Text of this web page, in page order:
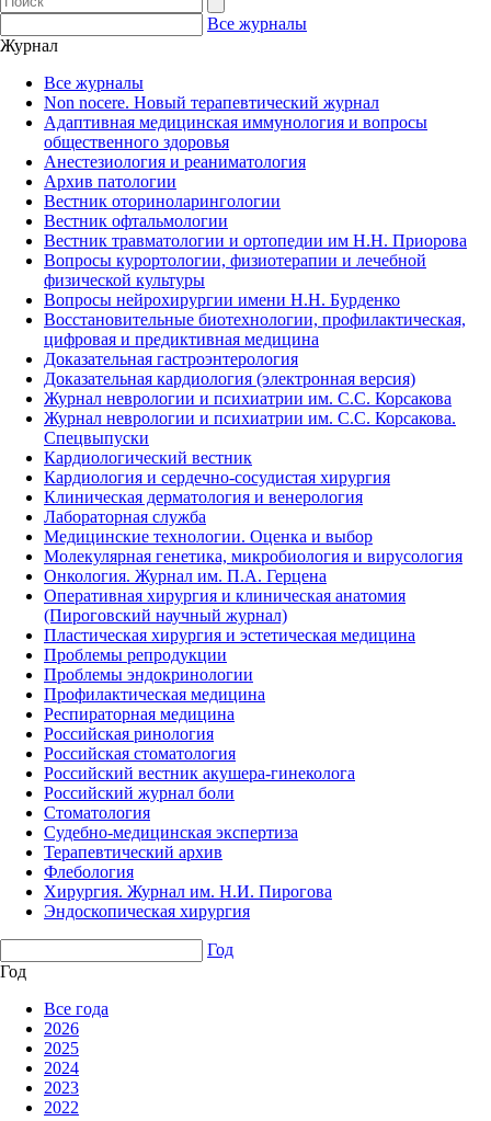
Все журналы
Журнал
Все журналы
Non nocere. Новый терапевтический журнал
Адаптивная медицинская иммунология и вопросы
общественного здоровья
Анестезиология и реаниматология
Архив патологии
Вестник оториноларингологии
Вестник офтальмологии
Вестник травматологии и ортопедии им Н.Н. Приорова
Вопросы курортологии, физиотерапии и лечебной
физической культуры
Вопросы нейрохирургии имени Н.Н. Бурденко
Восстановительные биотехнологии, профилактическая,
цифровая и предиктивная медицина
Доказательная гастроэнтерология
Доказательная кардиология (электронная версия)
Журнал неврологии и психиатрии им. С.С. Корсакова
Журнал неврологии и психиатрии им. С.С. Корсакова.
Спецвыпуски
Кардиологический вестник
Кардиология и сердечно-сосудистая хирургия
Клиническая дерматология и венерология
Лабораторная служба
Медицинские технологии. Оценка и выбор
Молекулярная генетика, микробиология и вирусология
Онкология. Журнал им. П.А. Герцена
Оперативная хирургия и клиническая анатомия
(Пироговский научный журнал)
Пластическая хирургия и эстетическая медицина
Проблемы репродукции
Проблемы эндокринологии
Профилактическая медицина
Респираторная медицина
Российская ринология
Российская стоматология
Российский вестник акушера-гинеколога
Российский журнал боли
Стоматология
Судебно-медицинская экспертиза
Терапевтический архив
Флебология
Хирургия. Журнал им. Н.И. Пирогова
Эндоскопическая хирургия
Год
Год
Все года
2026
2025
2024
2023
2022